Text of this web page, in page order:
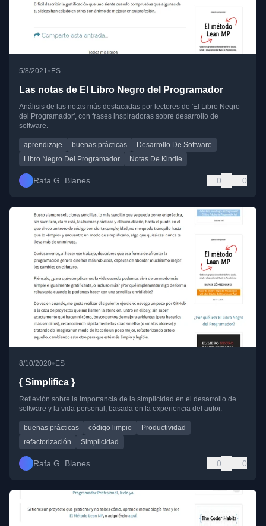
5/8/2021• ES
Las notas de El Libro Negro del Programador
Análisis de las notas más destacadas por lectores de 'El Libro Negro
del Programador', con frases inspiradoras sobre desarrollo de
software.
aprendizaje buenas prácticas
Desarrollo De Software
Libro Negro Del Programador
Notas De Kindle
Rafa G. Blanes 0 0
8/10/2020•ES
{ Simplifica }
Reflexión sobre la importancia de la simplicidad en el desarrollo de
software y la vida personal, basada en la experiencia del autor.
buenas prácticas código limpio
Productividad
refactorización
Simplicidad
Rafa G. Blanes 0 0